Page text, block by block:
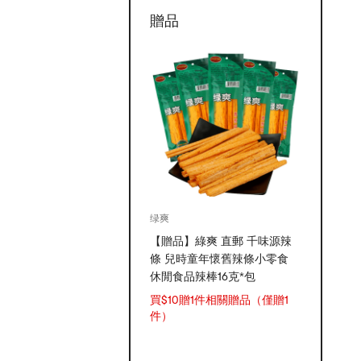
贈品
绿爽
【贈品】綠爽 直郵 千味源辣
條 兒時童年懷舊辣條小零食
休閒食品辣棒16克*包
買$10贈1件相關贈品（僅贈1
件）